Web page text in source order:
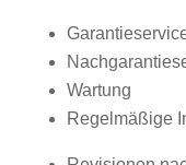
Wartung
Regelmäßige